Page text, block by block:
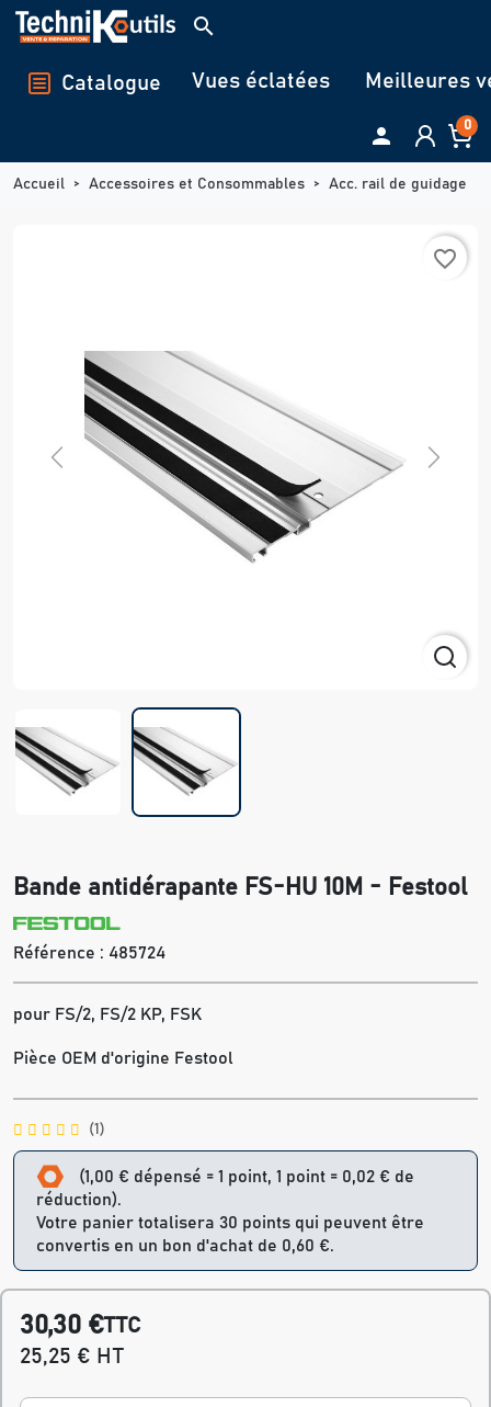
Panneau de gestion des cookies
search
Catalogue Vues éclatées Meilleures
 0
Accueil Accessoires et Consommables Acc. rail de guidage
favorite_border
Previous Next
Bande antidérapante FS-HU 10M - Festool
Référence : 485724
pour FS/2, FS/2 KP, FSK
Pièce OEM d'origine Festool
(1)
(1,00 € dépensé = 1 point, 1 point = 0,02 € de
réduction).
Votre panier totalisera 30 points qui peuvent être
convertis en un bon d'achat de 0,60 €.
30,30 €TTC
25,25 € HT